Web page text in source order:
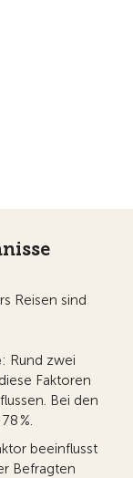
Reisen sind
: Rund zwei
Faktoren
Bei den
%.
beeinflusst
Befragten